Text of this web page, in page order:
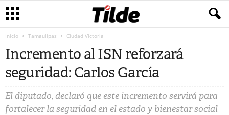
Inicio Tamaulipas Ciudad Victoria
Incremento al ISN reforzará
seguridad: Carlos García
El diputado, declaró que este incremento servirá para
fortalecer la seguridad en el estado y bienestar social